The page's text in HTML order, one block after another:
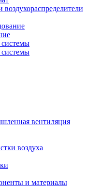
системы
системы
вентиляция
воздуха